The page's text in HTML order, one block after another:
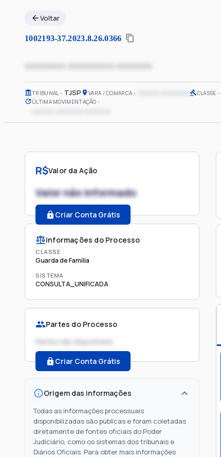
Voltar
1002193-37.2023.8.26.0366
xxxxxxxx xxxxxxxxx xxxxxxx
TRIBUNAL TJSP VARA / COMARCA CLASSE
ÚLTIMA MOVIMENTAÇÃO
R$Valor da Ação
Valor não informado
Criar Conta Grátis
Informações do Processo
CLASSE
Guarda de Família
SISTEMA
CONSULTA_UNIFICADA
Partes do Processo
Partes não disponíveis
Criar Conta Grátis
Origem das informações
Todas as informações processuais
disponibilizadas são públicas e foram coletadas
diretamente de fontes oficiais do Poder
Judiciário, como os sistemas dos tribunais e
Diários Oficiais. Para obter mais informações